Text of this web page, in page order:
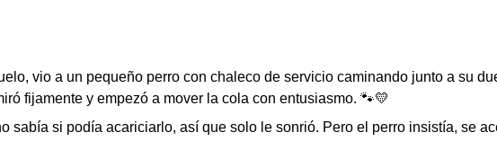
vio a un pequeño perro con chaleco de servicio caminando junto a su
fijamente y empezó a mover la cola con entusiasmo. 🐾💛
sabía si podía acariciarlo, así que solo le sonrió. Pero el perro insistía, se